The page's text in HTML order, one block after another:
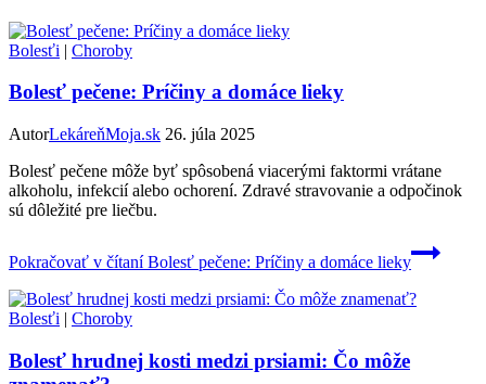
Bolesťi | Choroby
Bolesť pečene: Príčiny a domáce lieky
AutorLekáreňMoja.sk 26. júla 2025
Bolesť pečene môže byť spôsobená viacerými faktormi vrátane
alkoholu, infekcií alebo ochorení. Zdravé stravovanie a odpočinok
sú dôležité pre liečbu.
Pokračovať v čítaníBolesť pečene: Príčiny a domáce lieky
Bolesťi | Choroby
Bolesť hrudnej kosti medzi prsiami: Čo môže